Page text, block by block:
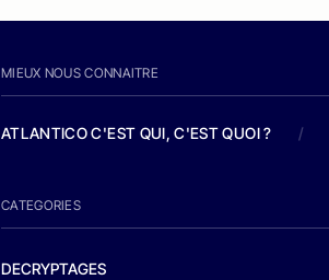
MIEUX NOUS CONNAITRE
ATLANTICO C'EST QUI, C'EST QUOI ? /
CATEGORIES
DECRYPTAGES